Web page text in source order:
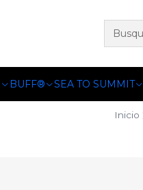
BUFF® SEA TO SUMMIT
Inicio